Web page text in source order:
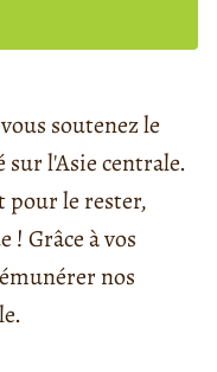
soutenez le
sur l'Asie centrale.
pour le rester,
! Grâce à vos
nos